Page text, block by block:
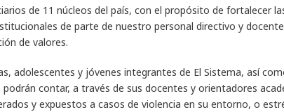
de 11 núcleos del país, con el propósito de fortalecer
de parte de nuestro personal directivo y
de valores.
adolescentes y jóvenes integrantes de El Sistema, así
contar, a través de sus docentes y orientadores
y expuestos a casos de violencia en su entorno, o